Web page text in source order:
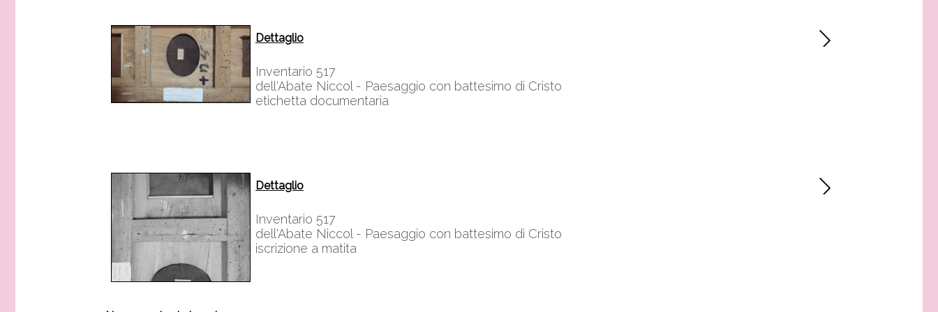
Dettaglio
Inventario 517
dell'Abate Niccol - Paesaggio con battesimo di Cristo
etichetta documentaria
Dettaglio
Inventario 517
dell'Abate Niccol - Paesaggio con battesimo di Cristo
iscrizione a matita